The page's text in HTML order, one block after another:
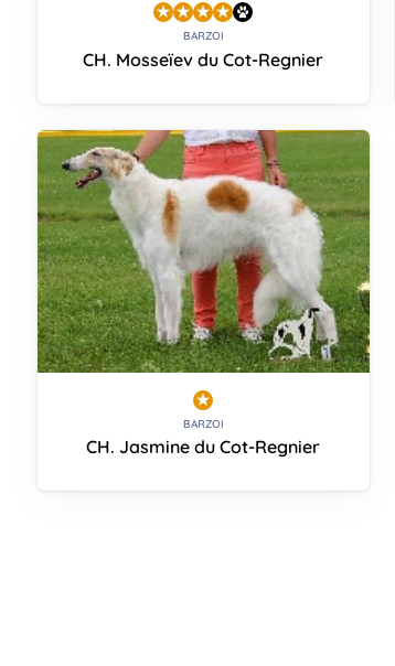
BARZOI
CH. Mosseïev du Cot-Regnier
BARZOI
CH. Jasmine du Cot-Regnier